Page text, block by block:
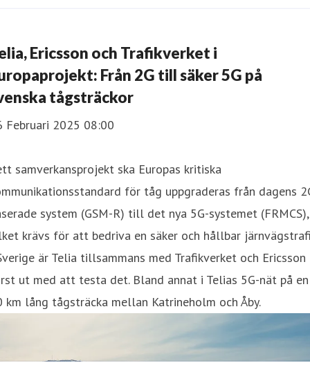
Ericsson och Trafikverket i
Från 2G till säker 5G på
tågsträckor
Februari 2025 08:00
samverkansprojekt ska Europas kritiska
för tåg uppgraderas från dagens
system (GSM-R) till det nya 5G-systemet (FRMCS),
krävs för att bedriva en säker och hållbar
är Telia tillsammans med Trafikverket och Ericsson
ut med att testa det. Bland annat i Telias 5G-nät på en
km lång tågsträcka mellan Katrineholm och Åby.